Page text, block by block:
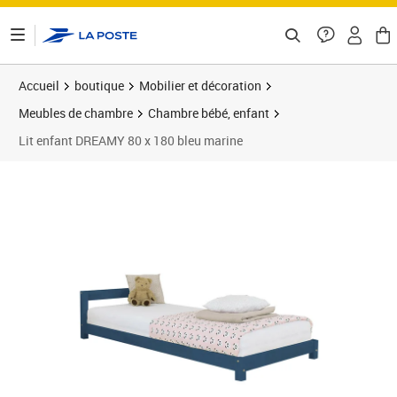
Accueil boutique
Mobilier et décoration
Meubles de chambre
Chambre bébé, enfant
Lit enfant DREAMY 80 x 180 bleu marine